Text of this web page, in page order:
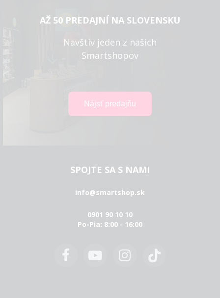
AŽ 50 PREDAJNÍ NA SLOVENSKU
Navštív jeden z našich
Smartshopov
SPOJTE SA S NAMI
info@smartshop.sk
0901 90 10 10
Po-Pia: 8:00 - 16:00